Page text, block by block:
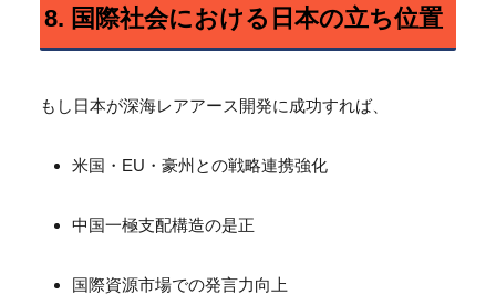
8. 国際社会における日本の立ち位置
もし日本が深海レアアース開発に成功すれば、
米国・EU・豪州との戦略連携強化
中国一極支配構造の是正
国際資源市場での発言力向上